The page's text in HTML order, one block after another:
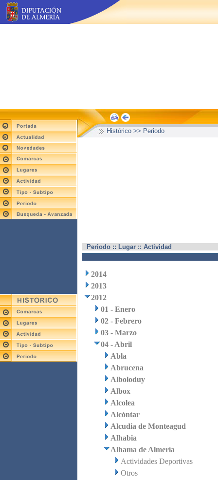
Histórico >> Periodo
Periodo :: Lugar :: Actividad
2014
2013
2012
01 - Enero
02 - Febrero
03 - Marzo
04 - Abril
Abla
Abrucena
Alboloduy
Albox
Alcolea
Alcóntar
Alcudia de Monteagud
Alhabia
Alhama de Almería
Actividades Deportivas
Otros